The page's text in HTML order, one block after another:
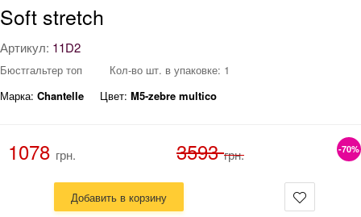
Soft stretch
Артикул: 11D2
Бюстгальтер топ
Кол-во шт. в упаковке: 1
Марка: Chantelle Цвет: M5-zebre multico
1078 грн. 3593 грн. -70%
Добавить в корзину